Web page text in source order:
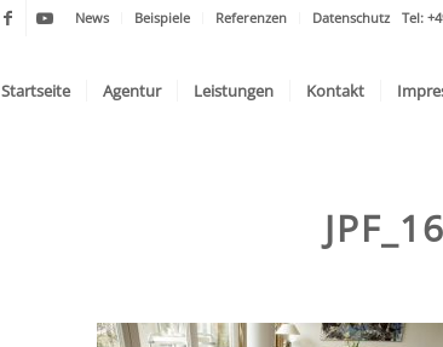
News Beispiele Referenzen Datenschutz Tel:
Startseite Agentur Leistungen Kontakt